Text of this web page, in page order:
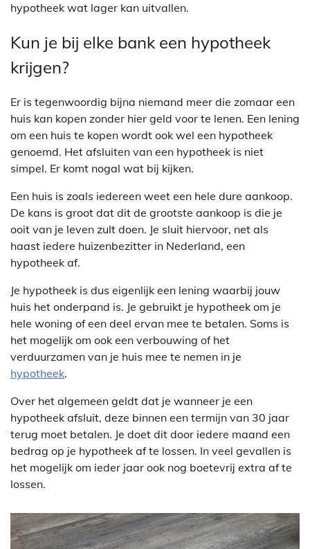
hypotheek wat lager kan uitvallen.
Kun je bij elke bank een hypotheek
krijgen?
Er is tegenwoordig bijna niemand meer die zomaar een
huis kan kopen zonder hier geld voor te lenen. Een lening
om een huis te kopen wordt ook wel een hypotheek
genoemd. Het afsluiten van een hypotheek is niet
simpel. Er komt nogal wat bij kijken.
Een huis is zoals iedereen weet een hele dure aankoop.
De kans is groot dat dit de grootste aankoop is die je
ooit van je leven zult doen. Je sluit hiervoor, net als
haast iedere huizenbezitter in Nederland, een
hypotheek af.
Je hypotheek is dus eigenlijk een lening waarbij jouw
huis het onderpand is. Je gebruikt je hypotheek om je
hele woning of een deel ervan mee te betalen. Soms is
het mogelijk om ook een verbouwing of het
verduurzamen van je huis mee te nemen in je
hypotheek.
Over het algemeen geldt dat je wanneer je een
hypotheek afsluit, deze binnen een termijn van 30 jaar
terug moet betalen. Je doet dit door iedere maand een
bedrag op je hypotheek af te lossen. In veel gevallen is
het mogelijk om ieder jaar ook nog boetevrij extra af te
lossen.